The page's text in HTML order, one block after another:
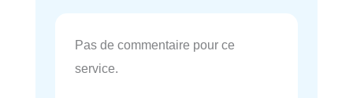
Pas de commentaire pour ce
service.